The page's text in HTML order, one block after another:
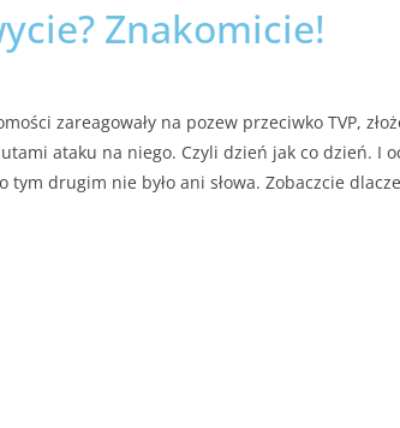
Znakomicie!
zareagowały na pozew przeciwko TVP,
ataku na niego. Czyli dzień jak co dzień. I
tym drugim nie było ani słowa. Zobaczcie